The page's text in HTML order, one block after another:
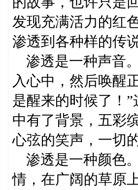
发现充满活力的红
渗透到各种样的
渗透是一种声音
入心中，然后唤醒
是醒来的时候了！
中有了背景，五彩
心弦的笑声，一切
渗透是一种颜色
情，在广阔的草原